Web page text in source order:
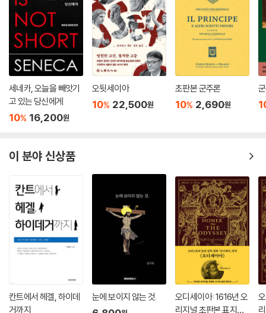
세네카, 오늘을 빼앗기
고 있는 당신에게
10% 16,200원
오뒷세이아
10% 22,500원
초판본 군주론
10% 2,690원
이 분야 신상품
칸트에서 헤겔, 하이데
거까지
눈에 보이지 않는 것.
오디세이아: 1616년 오
리지널 초판본 표지디